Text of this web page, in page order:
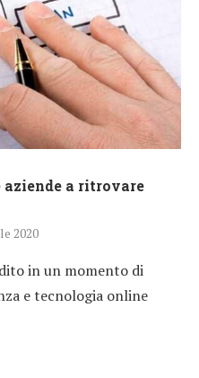
aziende a ritrovare
2020
in un momento di
e tecnologia online